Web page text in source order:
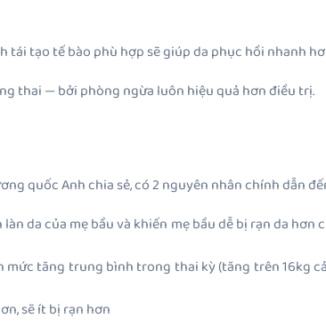
tạo tế bào phù hợp sẽ giúp da phục hồi nhanh
thai — bởi phòng ngừa luôn hiệu quả hơn điều trị.
quốc Anh chia sẻ, có 2 nguyên nhân chính dẫn
da của mẹ bầu và khiến mẹ bầu dễ bị rạn da hơn
tăng trung bình trong thai kỳ (tăng trên 16kg
sẽ ít bị rạn hơn